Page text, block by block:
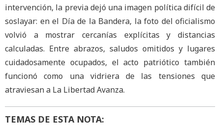
intervención, la previa dejó una imagen política difícil de
soslayar: en el Día de la Bandera, la foto del oficialismo
volvió a mostrar cercanías explícitas y distancias
calculadas. Entre abrazos, saludos omitidos y lugares
cuidadosamente ocupados, el acto patriótico también
funcionó como una vidriera de las tensiones que
atraviesan a La Libertad Avanza.
TEMAS DE ESTA NOTA: